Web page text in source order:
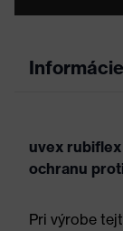
uvex rubiflex
ochranu
Pri výrobe